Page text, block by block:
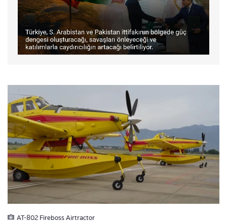
AT-802 Fireboss Airtractor